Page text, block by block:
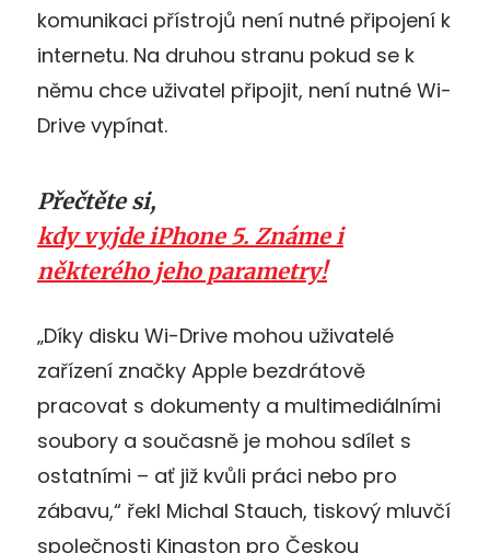
komunikaci přístrojů není nutné připojení k
internetu. Na druhou stranu pokud se k
němu chce uživatel připojit, není nutné Wi-
Drive vypínat.
Přečtěte si,
kdy vyjde iPhone 5. Známe i
některého jeho parametry!
„Díky disku Wi-Drive mohou uživatelé
zařízení značky Apple bezdrátově
pracovat s dokumenty a multimediálními
soubory a současně je mohou sdílet s
ostatními – ať již kvůli práci nebo pro
zábavu,“ řekl Michal Stauch, tiskový mluvčí
společnosti Kingston pro Českou